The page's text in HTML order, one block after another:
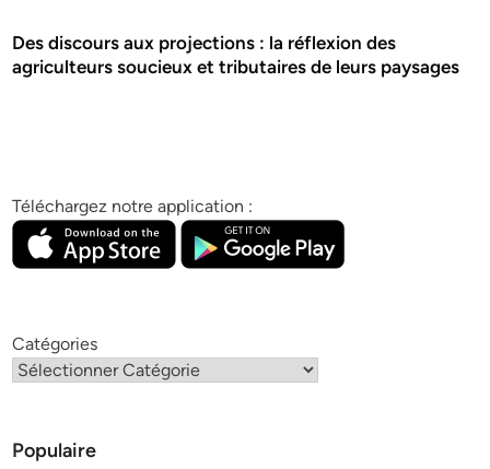
Des discours aux projections : la réflexion des
agriculteurs soucieux et tributaires de leurs paysages
Téléchargez notre application :
Catégories
Populaire